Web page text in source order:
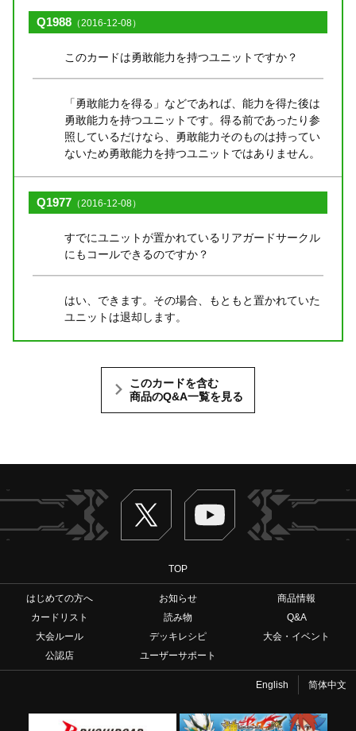
Q1988 （2016-12-08）
このカードは勇敢能力を持つユニットですか？
「勇敢能力を得る」などであれば、能力を得た後は
勇敢能力を持つユニットです。得る前であったり参
照しているだけなら、勇敢能力そのものは持ってい
ないため勇敢能力を持つユニットではありません。
Q1977 （2016-12-08）
すでにユニットが置かれているリアガードサークル
にもコールできるのですか？
はい、できます。その場合、もともと置かれていた
ユニットは退却します。
このカードを含む
商品のQ&A一覧を見る
Twitter ヴァンガードch
TOP
はじめての方へ お知らせ
商品情報
カードリスト
読み物
Q&A
大会ルール
デッキレシピ
大会・イベント
公認店
ユーザーサポート
English 简体中文